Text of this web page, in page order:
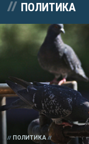
ПОЛИТИКА
ПОЛИТИКА